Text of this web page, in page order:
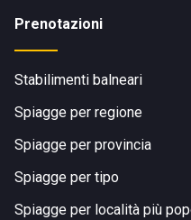
Prenotazioni
Stabilimenti balneari
Spiagge per regione
Spiagge per provincia
Spiagge per tipo
Spiagge per località più